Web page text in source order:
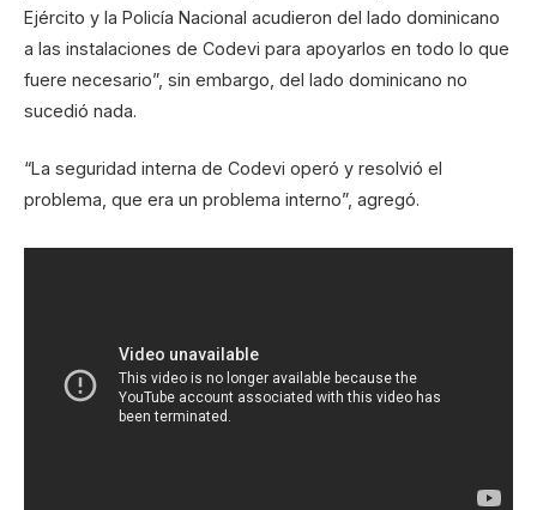
Ejército y la Policía Nacional acudieron del lado dominicano
a las instalaciones de Codevi para apoyarlos en todo lo que
fuere necesario”, sin embargo, del lado dominicano no
sucedió nada.
“La seguridad interna de Codevi operó y resolvió el
problema, que era un problema interno”, agregó.